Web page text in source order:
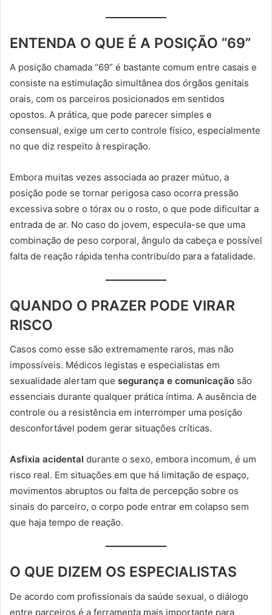
ENTENDA O QUE É A POSIÇÃO “69”
A posição chamada “69” é bastante comum entre casais e
consiste na estimulação simultânea dos órgãos genitais
orais, com os parceiros posicionados em sentidos
opostos. A prática, que pode parecer simples e
consensual, exige um certo controle físico, especialmente
no que diz respeito à respiração.
Embora muitas vezes associada ao prazer mútuo, a
posição pode se tornar perigosa caso ocorra pressão
excessiva sobre o tórax ou o rosto, o que pode dificultar a
entrada de ar. No caso do jovem, especula-se que uma
combinação de peso corporal, ângulo da cabeça e possível
falta de reação rápida tenha contribuído para a fatalidade.
QUANDO O PRAZER PODE VIRAR
RISCO
Casos como esse são extremamente raros, mas não
impossíveis. Médicos legistas e especialistas em
sexualidade alertam que segurança e comunicação são
essenciais durante qualquer prática íntima. A ausência de
controle ou a resistência em interromper uma posição
desconfortável podem gerar situações críticas.
Asfixia acidental durante o sexo, embora incomum, é um
risco real. Em situações em que há limitação de espaço,
movimentos abruptos ou falta de percepção sobre os
sinais do parceiro, o corpo pode entrar em colapso sem
que haja tempo de reação.
O QUE DIZEM OS ESPECIALISTAS
De acordo com profissionais da saúde sexual, o diálogo
entre parceiros é a ferramenta mais importante para